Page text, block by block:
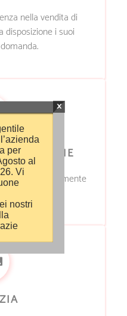
nella vendita di
i suoi
direttamente
per
al
Vi
nostri
×